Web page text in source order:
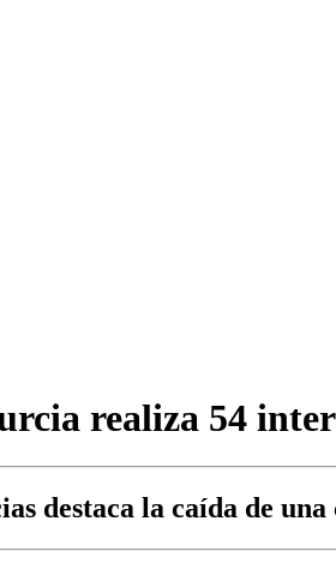
realiza 54
destaca la caída de